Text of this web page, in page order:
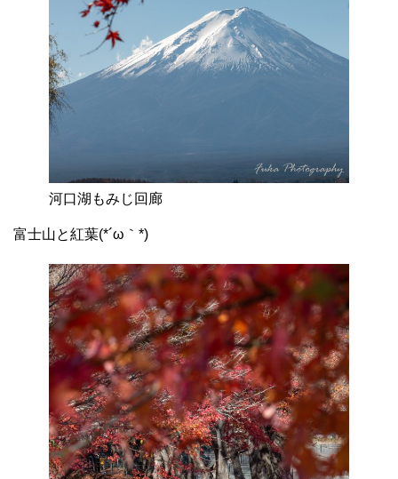
河口湖もみじ回廊
富士山と紅葉(*´ω｀*)